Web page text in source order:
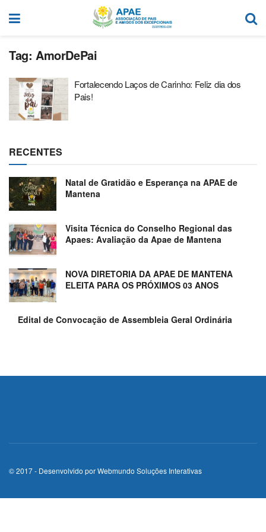
Tag: AmorDePai
Fortalecendo Laços de Carinho: Feliz dia dos
Pais!
RECENTES
Natal de Gratidão e Esperança na APAE de
Mantena
Visita Técnica do Conselho Regional das
Apaes: Avaliação da Apae de Mantena
NOVA DIRETORIA DA APAE DE MANTENA
ELEITA PARA OS PRÓXIMOS 03 ANOS
Edital de Convocação de Assembleia Geral Ordinária
© 2017 - Desenvolvido porWebmundo Soluções Interativas